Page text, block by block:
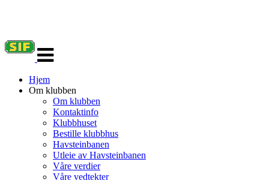
navigasjon
Hjem
Om klubben
Om klubben
Kontaktinfo
Klubbhuset
Bestille klubbhus
Havsteinbanen
Utleie av Havsteinbanen
Våre verdier
Våre vedtekter